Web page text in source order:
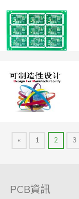
« 1 2 3
PCB資訊